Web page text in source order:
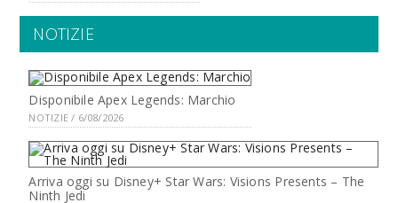
NOTIZIE
Disponibile Apex Legends: Marchio
NOTIZIE / 6/08/2026
Arriva oggi su Disney+ Star Wars: Visions Presents – The
Ninth Jedi